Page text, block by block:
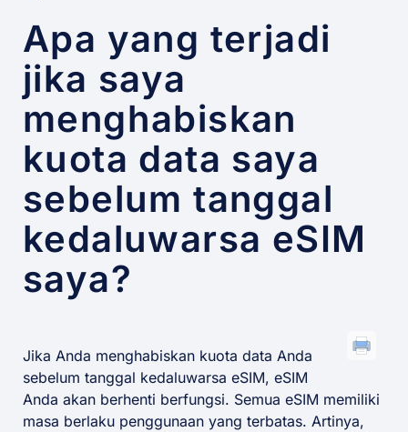
Apa yang terjadi
jika saya
menghabiskan
kuota data saya
sebelum tanggal
kedaluwarsa eSIM
saya?
Jika Anda menghabiskan kuota data Anda
sebelum tanggal kedaluwarsa eSIM, eSIM
Anda akan berhenti berfungsi. Semua eSIM memiliki
masa berlaku penggunaan yang terbatas. Artinya,